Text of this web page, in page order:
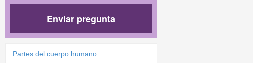
Enviar pregunta
Partes del cuerpo humano